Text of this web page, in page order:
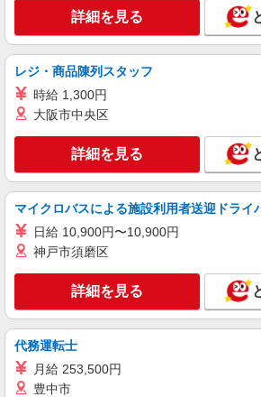
詳細を見る
レジ・商品陳列スタッフ
時給 1,300円
大阪市中央区
詳細を見る
マイクロバスによる施設利用者送迎ドライ
日給 10,900円〜10,900円
神戸市須磨区
詳細を見る
代務運転士
月給 253,500円
豊中市